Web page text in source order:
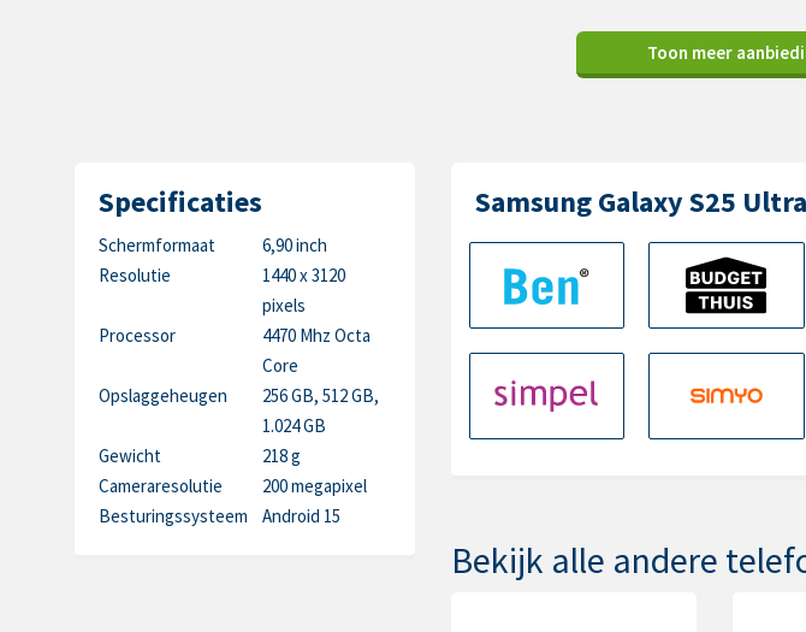
Toon meer
Specificaties
Schermformaat
6,90 inch
Resolutie
1440 x 3120
pixels
Processor
4470 Mhz Octa
Core
Opslaggeheugen
256 GB, 512 GB,
1.024 GB
Gewicht
218 g
Cameraresolutie
200 megapixel
Besturingssysteem
Android 15
Samsung Galaxy S25
Bekijk alle andere